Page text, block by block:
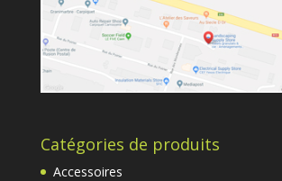
Catégories de produits
Accessoires